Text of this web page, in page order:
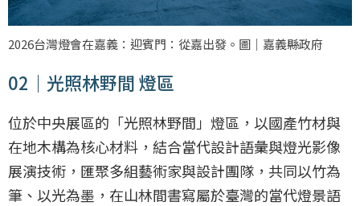
2026台灣燈會在嘉義：迎賓門：從嘉出發。圖｜嘉義縣政府
02｜光照林野間 燈區
位於中央展區的「光照林野間」燈區，以國產竹材與
在地木構為核心材料，結合當代設計語彙與燈光影像
展演技術，匯聚多組藝術家與設計團隊，共同以竹為
筆、以光為墨，在山林間書寫屬於臺灣的當代燈景語